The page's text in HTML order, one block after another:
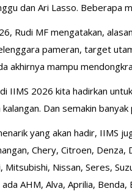
dan Ari Lasso. Beberapa
Rudi MF mengatakan,
pameran, target
akhirnya mampu
IIMS 2026 kita hadirkan
Dan semakin
yang akan hadir, IIMS
Chery, Citroen,
Mitsubishi, Nissan, Seres,
AHM, Alva, Aprilia,